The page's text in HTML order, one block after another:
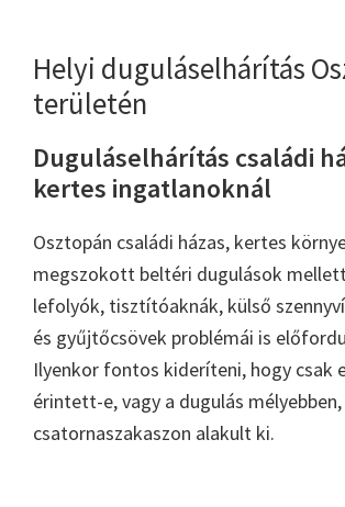
Helyi duguláselhárítás
területén
Duguláselhárítás családi
kertes ingatlanoknál
Osztopán családi házas, kertes
megszokott beltéri dugulások
lefolyók, tisztítóaknák, külső
és gyűjtőcsövek problémái is
Ilyenkor fontos kideríteni, hogy csak
érintett-e, vagy a dugulás
csatornaszakaszon alakult ki.